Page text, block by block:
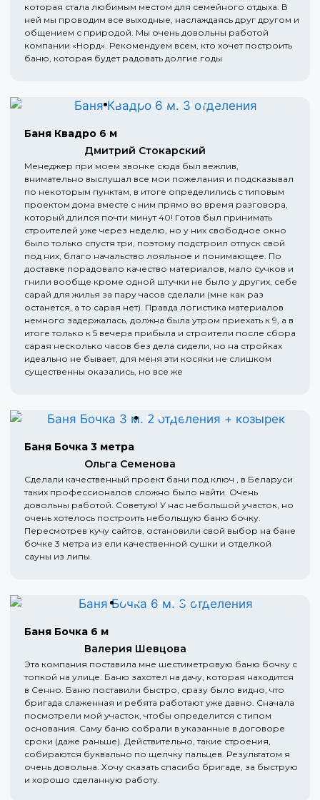
которая стала любимым местом для семейного отдыха. В
ней мы проводим все выходные, наслаждаясь друг другом и
общением с природой. Мы очень довольны работой
компании «Норд». Рекомендуем всем, кто хочет построить
баню, которая будет радовать долгие годы
Баня Квадро 6 м
Дмитрий Стокарский
Менеджер при моем звонке сюда был вежлив,
внимательно выслушал все мои пожелания и подсказывал
по некоторым пунктам, в итоге определились с типовым
проектом дома вместе с ним прямо во время разговора,
который длился почти минут 40! Готов был принимать
строителей уже через неделю, но у них свободное окно
было только спустя три, поэтому подстроил отпуск свой
под них, благо начальство лояльное и понимающее. По
доставке порадовало качество материалов, мало сучков и
гнили вообще кроме одной штучки не было у других, себе
сарай для жилья за пару часов сделали (мне как раз
останется, а то сарая нет). Правда логистика материалов
немного задержалась, должна была утром приехать к 9, а в
итоге только к 5 вечера прибыла и строители после сбора
сарая несколько часов без дела сидели, но на стройках
идеально не бывает, для меня эти косяки не слишком
существенны оказались, но все же
Баня Бочка 3 метра
Ольга Семенова
Сделали качественный проект бани под ключ , в Беларуси
таких профессионалов сложно было найти. Очень
довольны работой. Советую! У нас небольшой участок, но
очень хотелось построить небольшую баню бочку.
Пересмотрев кучу сайтов, остановили свой выбор на бане
бочке 3 метра из ели качественной сушки и отделкой
сауны из липы.
Баня Бочка 6 м
Валерия Шевцова
Эта компания поставила мне шестиметровую баню бочку с
топкой на улице. Баню захотел на дачу, которая находится
в Сенно. Баню поставили быстро, сразу было видно, что
бригада слаженная и ребята работают уже давно. Сначала
посмотрели мой участок, чтобы определится с типом
основания. Саму баню собрали в указанные в договоре
сроки (даже раньше). Действительно, такие строения,
собираются буквально по щелчку пальцев. Результатом я
очень довольна. Хочу сказать спасибо бригаде, за быструю
и хорошо сделанную работу.